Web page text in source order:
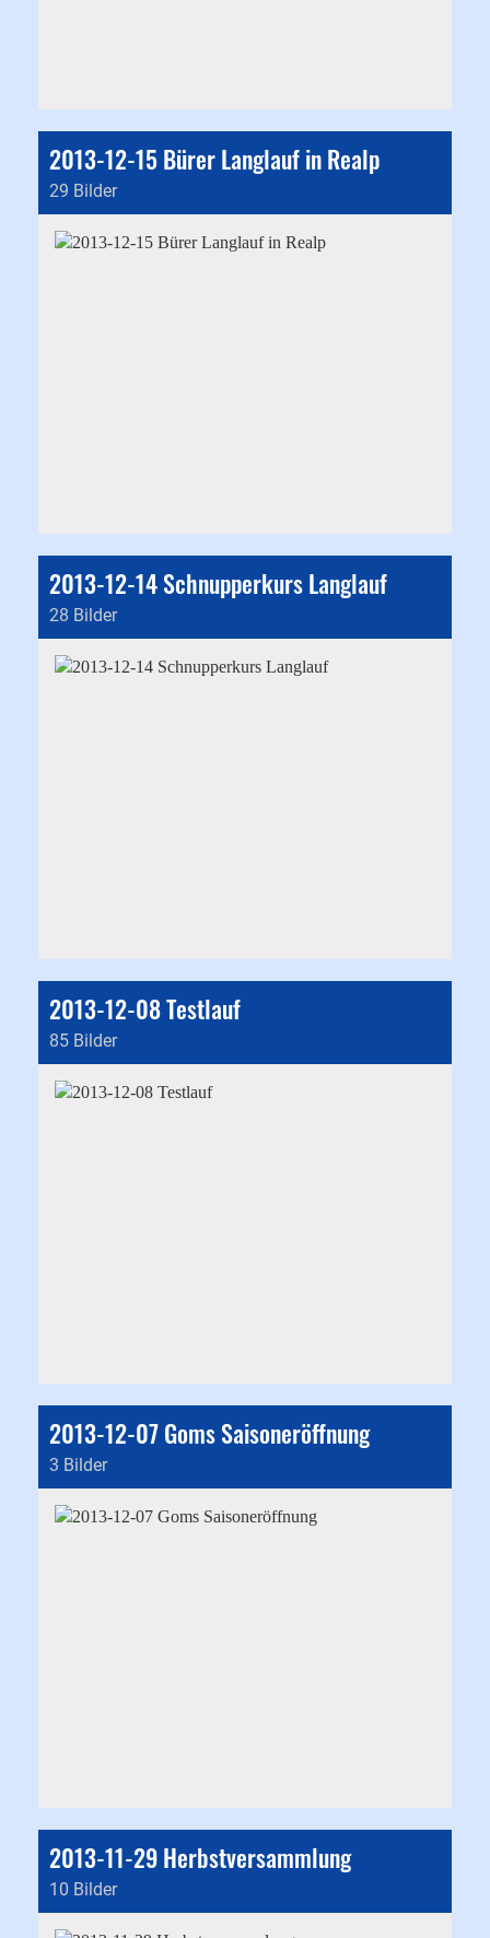
2013-12-15 Bürer Langlauf in Realp
29 Bilder
2013-12-14 Schnupperkurs Langlauf
28 Bilder
2013-12-08 Testlauf
85 Bilder
2013-12-07 Goms Saisoneröffnung
3 Bilder
2013-11-29 Herbstversammlung
10 Bilder